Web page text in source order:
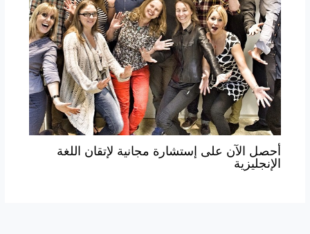
أحصل الآن على إستشارة مجانية لإتقان اللغة
الإنجليزية